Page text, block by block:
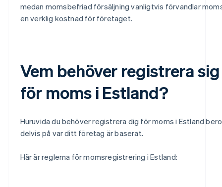
medan momsbefriad försäljning vanligtvis förvandlar
en verklig kostnad för företaget.
Vem behöver registrera sig
för moms i Estland?
Huruvida du behöver registrera dig för moms i Estland
delvis på var ditt företag är baserat.
Här är reglerna för momsregistrering i Estland: